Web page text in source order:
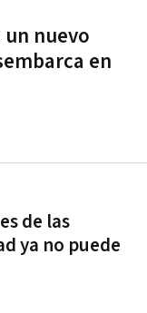
nuevo
en
de las
ya no puede